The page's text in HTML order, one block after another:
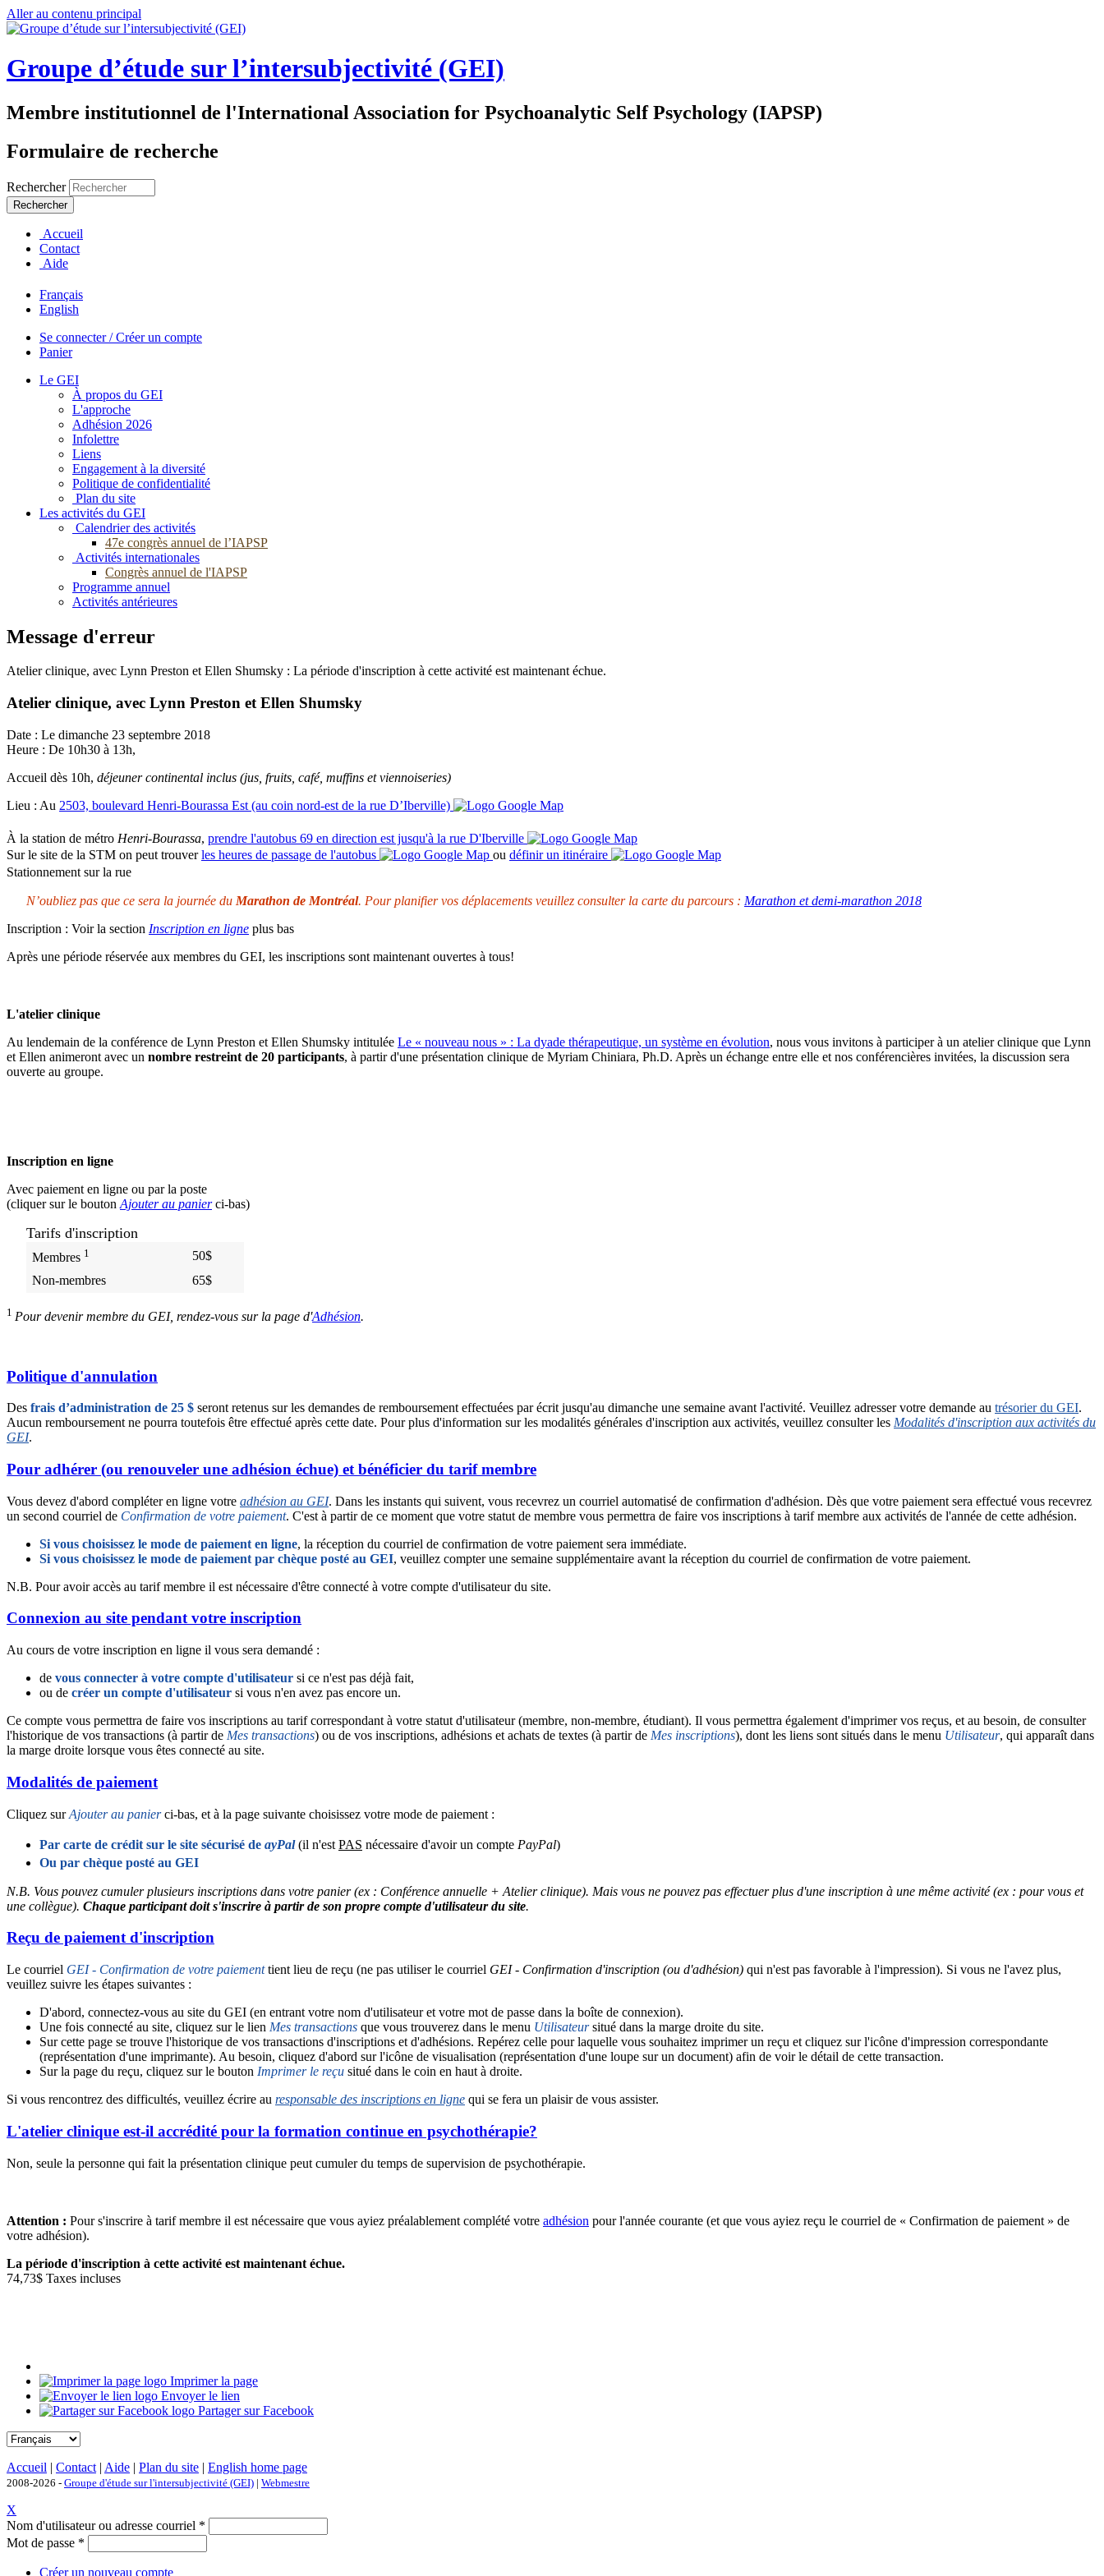
Aller au contenu principal
Groupe d’étude sur l’intersubjectivité (GEI)
Membre institutionnel de l'International Association for Psychoanalytic Self Psychology (IAPSP)
Formulaire de recherche
Rechercher
Accueil
Contact
Aide
Français
English
Se connecter / Créer un compte
Panier
Le GEI
À propos du GEI
L'approche
Adhésion 2026
Infolettre
Liens
Engagement à la diversité
Politique de confidentialité
Plan du site
Les activités du GEI
Calendrier des activités
47e congrès annuel de l’IAPSP
Activités internationales
Congrès annuel de l'IAPSP
Programme annuel
Activités antérieures
Message d'erreur
Atelier clinique, avec Lynn Preston et Ellen Shumsky : La période d'inscription à cette activité est maintenant échue.
Atelier clinique, avec Lynn Preston et Ellen Shumsky
Date : Le dimanche 23 septembre 2018
Heure : De 10h30 à 13h,
Accueil dès 10h, déjeuner continental inclus (jus, fruits, café, muffins et viennoiseries)
Lieu : Au 2503, boulevard Henri-Bourassa Est (au coin nord-est de la rue D’Iberville)
À la station de métro Henri-Bourassa, prendre l'autobus 69 en direction est jusqu'à la rue D'Iberville
Sur le site de la STM on peut trouverles heures de passage de l'autobus ou définir un itinéraire
Stationnement sur la rue
N’oubliez pas que ce sera la journée du Marathon de Montréal. Pour planifier vos déplacements veuillez consulter la carte du parcours : Marathon et demi-marathon 2018
Inscription : Voir la section Inscription en ligne plus bas
Après une période réservée aux membres du GEI, les inscriptions sont maintenant ouvertes à tous!
L'atelier clinique
Au lendemain de la conférence de Lynn Preston et Ellen Shumsky intitulée Le « nouveau nous » : La dyade thérapeutique, un système en évolution, nous vous invitons à participer à un atelier clinique que Lynn
et Ellen animeront avec un nombre restreint de 20 participants, à partir d'une présentation clinique de Myriam Chiniara, Ph.D. Après un échange entre elle et nos conférencières invitées, la discussion sera
ouverte au groupe.
Inscription en ligne
Avec paiement en ligne ou par la poste
(cliquer sur le bouton Ajouter au panierci-bas)
Tarifs d'inscription
Membres 1
50$
Non-membres
65$
1 Pour devenir membre du GEI, rendez-vous sur la page d'Adhésion.
Politique d'annulation
Des frais d’administration de 25 $ seront retenus sur les demandes de remboursement effectuées par écrit jusqu'au dimanche une semaine avant l'activité. Veuillez adresser votre demande au trésorier du GEI.
Aucun remboursement ne pourra toutefois être effectué après cette date. Pour plus d'information sur les modalités générales d'inscription aux activités, veuillez consulter les Modalités d'inscription aux activités du
GEI.
Pour adhérer (ou renouveler une adhésion échue) et bénéficier du tarif membre
Vous devez d'abord compléter en ligne votre adhésion au GEI. Dans les instants qui suivent, vous recevrez un courriel automatisé de confirmation d'adhésion. Dès que votre paiement sera effectué vous recevrez
un second courriel de Confirmation de votre paiement. C'est à partir de ce moment que votre statut de membre vous permettra de faire vos inscriptions à tarif membre aux activités de l'année de cette adhésion.
Si vous choisissez le mode de paiement en ligne, la réception du courriel de confirmation de votre paiement sera immédiate.
Si vous choisissez le mode de paiement par chèque posté au GEI, veuillez compter une semaine supplémentaire avant la réception du courriel de confirmation de votre paiement.
N.B. Pour avoir accès au tarif membre il est nécessaire d'être connecté à votre compte d'utilisateur du site.
Connexion au site pendant votre inscription
Au cours de votre inscription en ligne il vous sera demandé :
de vous connecter à votre compte d'utilisateur si ce n'est pas déjà fait,
ou de créer un compte d'utilisateur si vous n'en avez pas encore un.
Ce compte vous permettra de faire vos inscriptions au tarif correspondant à votre statut d'utilisateur (membre, non-membre, étudiant). Il vous permettra également d'imprimer vos reçus, et au besoin, de consulter
l'historique de vos transactions (à partir de Mes transactions) ou de vos inscriptions, adhésions et achats de textes (à partir de Mes inscriptions), dont les liens sont situés dans le menu Utilisateur, qui apparaît dans
la marge droite lorsque vous êtes connecté au site.
Modalités de paiement
Cliquez surAjouter au panierci-bas, et à la page suivante choisissez votre mode de paiement :
Par carte de crédit sur le site sécurisé de ayPal(il n'est PAS nécessaire d'avoir un compte PayPal)
Ou par chèque posté au GEI
N.B. Vous pouvez cumuler plusieurs inscriptions dans votre panier (ex : Conférence annuelle + Atelier clinique). Mais vous ne pouvez pas effectuer plus d'une inscription à une même activité (ex : pour vous et
une collègue). Chaque participant doit s'inscrire à partir de son propre compte d'utilisateur du site.
Reçu de paiement d'inscription
Le courriel GEI - Confirmation de votre paiementtient lieu de reçu (ne pas utiliser le courriel GEI - Confirmation d'inscription (ou d'adhésion) qui n'est pas favorable à l'impression). Si vous ne l'avez plus,
veuillez suivre les étapes suivantes :
D'abord, connectez-vous au site du GEI (en entrant votre nom d'utilisateur et votre mot de passe dans la boîte de connexion).
Une fois connecté au site, cliquez sur le lien Mes transactions que vous trouverez dans le menu Utilisateursitué dans la marge droite du site.
Sur cette page se trouve l'historique de vos transactions d'inscriptions et d'adhésions. Repérez celle pour laquelle vous souhaitez imprimer un reçu et cliquez sur l'icône d'impression correspondante
(représentation d'une imprimante). Au besoin, cliquez d'abord sur l'icône de visualisation (représentation d'une loupe sur un document) afin de voir le détail de cette transaction.
Sur la page du reçu, cliquez sur le bouton Imprimer le reçu situé dans le coin en haut à droite.
Si vous rencontrez des difficultés, veuillez écrire au responsable des inscriptions en ligne qui se fera un plaisir de vous assister.
L'atelier clinique est-il accrédité pour la formation continue en psychothérapie?
Non, seule la personne qui fait la présentation clinique peut cumuler du temps de supervision de psychothérapie.
Attention : Pour s'inscrire à tarif membre il est nécessaire que vous ayiez préalablement complété votre adhésion pour l'année courante (et que vous ayiez reçu le courriel de « Confirmation de paiement » de
votre adhésion).
La période d'inscription à cette activité est maintenant échue.
74,73$ Taxes incluses
Imprimer la page
Envoyer le lien
Partager sur Facebook
Accueil | Contact | Aide | Plan du site | English home page
2008-2026 - Groupe d'étude sur l'intersubjectivité (GEI) | Webmestre
X
Nom d'utilisateur ou adresse courriel *
Mot de passe *
Créer un nouveau compte